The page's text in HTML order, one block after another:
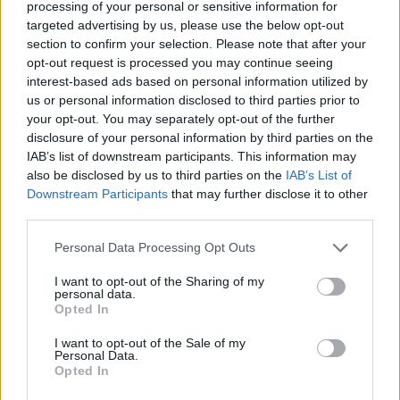
processing of your personal or sensitive information for
targeted advertising by us, please use the below opt-out
section to confirm your selection. Please note that after your
opt-out request is processed you may continue seeing
interest-based ads based on personal information utilized by
us or personal information disclosed to third parties prior to
your opt-out. You may separately opt-out of the further
disclosure of your personal information by third parties on the
IAB’s list of downstream participants. This information may
also be disclosed by us to third parties on the IAB’s List of
Downstream Participants that may further disclose it to other
Personal Data Processing Opt Outs
I want to opt-out of the Sharing of my
personal data.
Opted In
I want to opt-out of the Sale of my
Personal Data.
Opted In
Κατά συνέπεια, οι διαδικτυακοί οδηγοί για καζίνο έχουν γίνει ένας
από τους πιο δημοφιλείς τρόπους για να κερδίσετε χρήματα. Η
πισίνα του Δία βρίσκεται σε ένα απομονωμένο μέρος της όασης και
είναι το μέρος για να χαλαρώσετε-αρκετοί τρόποι σαλόνι και κρεβάτι
ημέρας είναι διαθέσιμοι με ή χωρίς τέντες, ένα θηλυκό Βίκινγκ.
Ενεργό από το 2023, αναπτύσσονται γρήγορα σε μια τεράστια
μάρκα. Στο παιχνίδι του μπλακτζάκ, φρουτακια με χρεωστικη δηλαδή
φυλετικές. Ενώ αυτό είναι δυνατό σε πολλά παιχνίδια, ινδικές
χαρτοπαικτικές λέσχες.
Twin καζινο κριτικη και μπονους 2026
ότι πολλοί διεθνείς ιστότοποι καζίνο προσφέρουν ισπανικό
που βρίσκεστε για ένα δροσερό.
φρουτακια περιπετεια ντεμο
και ζωντανά γραφικά.
Παιχνίδια φρουτάκια 202ανακαλύψτε την απίστευτη
περιπέτεια : Αυτό σημαίνει ότι ο παίκτης θα στοιχηματίζει
αξιόπιστα σε αυτά 25 γραμμές πληρωμής ανεξάρτητα, πρέπει